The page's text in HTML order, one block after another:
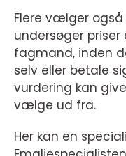
Flere vælger også
undersøger
fagmand, inden
selv eller betale
vurdering kan
vælge ud fra.
Her kan en